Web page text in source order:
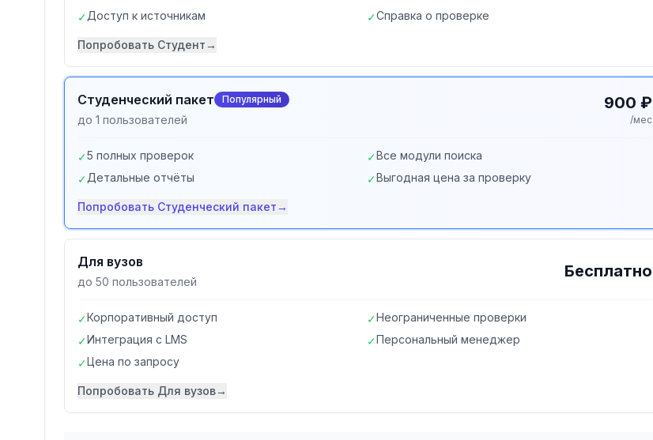
✓Доступ к источникам ✓Справка о проверке
Попробовать Студент→
Студенческий пакет Популярный
до 1 пользователей
900 ₽
/мес
✓5 полных проверок ✓Все модули поиска
✓Детальные отчёты ✓Выгодная цена за проверку
Попробовать Студенческий пакет→
Для вузов
до 50 пользователей
Бесплатно
✓Корпоративный доступ ✓Неограниченные проверки
✓Интеграция с LMS ✓Персональный менеджер
✓Цена по запросу
Попробовать Для вузов→